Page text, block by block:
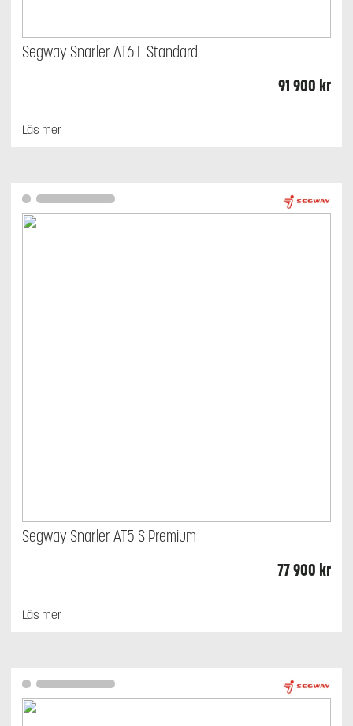
Segway Snarler AT6 L Standard
91 900 kr
Läs mer
Segway Snarler AT5 S Premium
77 900 kr
Läs mer